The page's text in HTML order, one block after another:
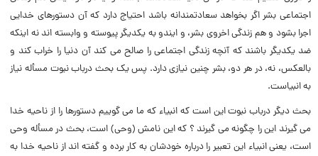
اجتماعى بشر اگر بخواهد سعادتمندانه باشد احتیاج دارد که آن دستورهاى خدایى
اجرا بشود و هم زندگى اخروى بشر، و ایندو به یکدیگر پیوسته و وابسته اند نه اینکه
ضد یکدیگر باشند که آنچه زندگى اجتماعى را صالح مى کند آن دنیا را خراب کند و
بالعکس، نه، در هر دو، بشر چنین نیازى دارد. پس یک بحث درباب نبوت مسأله نیاز
به انبیاست.
بحث دیگر درباب نبوت این است که انبیاء که ما مى گوییم دستورها را از ناحیه خدا
مى گیرند این را چگونه مى گیرند ؟ که این نامش (‌وحى) است، بحث در مسأله وحى
است، یعنى انبیاء این تعبیر را درباره خودشان به کار برده و گفته اند از ناحیه خدا به